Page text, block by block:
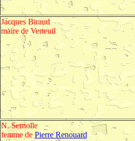
Jacques Biraud
maire de Verteuil
N. Sernolle
femme de Pierre Renouard